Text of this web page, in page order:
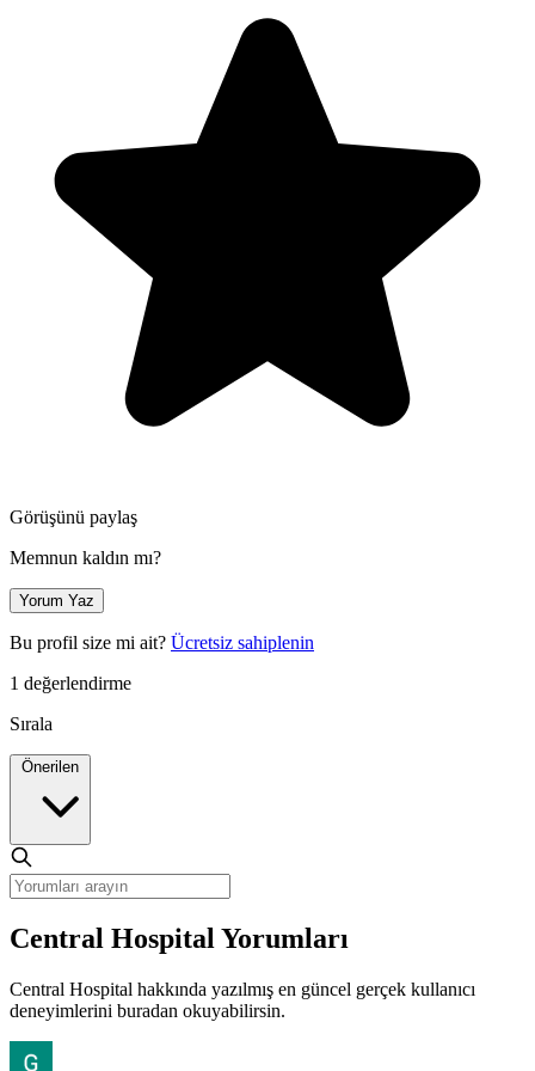
Görüşünü paylaş
Memnun kaldın mı?
Yorum Yaz
Bu profil size mi ait? Ücretsiz sahiplenin
1 değerlendirme
Sırala
Central Hospital Yorumları
Central Hospital hakkında yazılmış en güncel gerçek kullanıcı
deneyimlerini buradan okuyabilirsin.